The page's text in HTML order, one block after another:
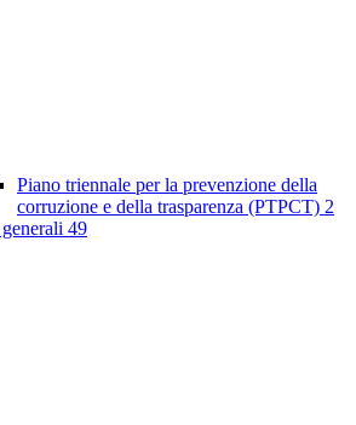
Piano triennale per la prevenzione della
corruzione e della trasparenza (PTPCT) 2
49